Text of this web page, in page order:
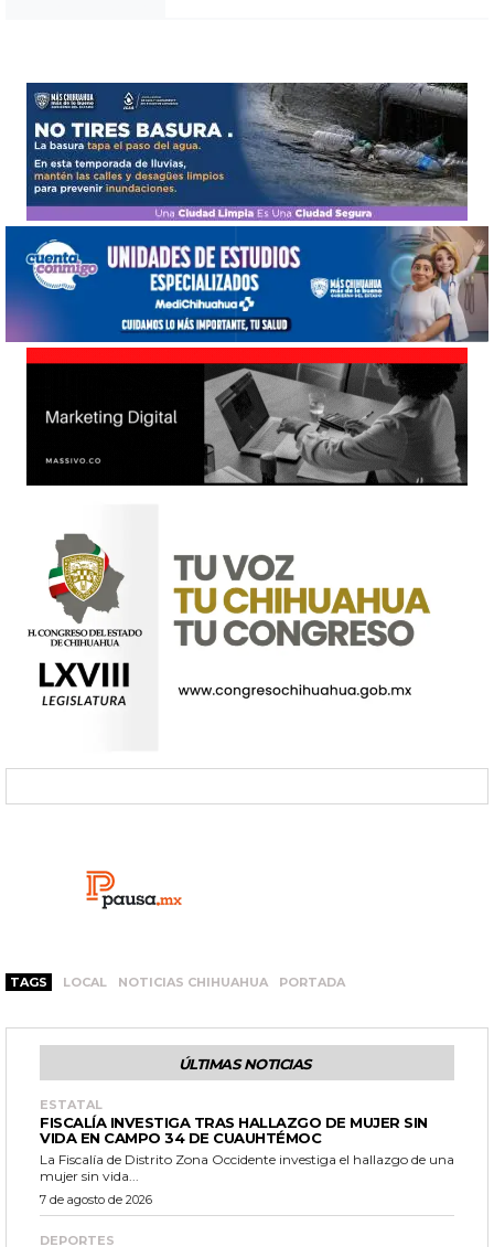
TAGS LOCAL NOTICIAS CHIHUAHUA PORTADA
ÚLTIMAS NOTICIAS
ESTATAL
FISCALÍA INVESTIGA TRAS HALLAZGO DE MUJER SIN
VIDA EN CAMPO 34 DE CUAUHTÉMOC
La Fiscalía de Distrito Zona Occidente investiga el hallazgo de una
mujer sin vida...
7 de agosto de 2026
DEPORTES